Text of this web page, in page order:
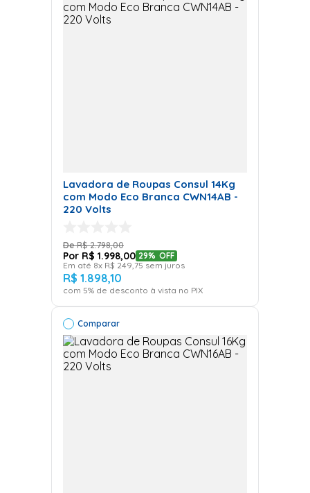
Lavadora de Roupas Consul 14Kg
com Modo Eco Branca CWN14AB -
220 Volts
R$ 2.798,00
R$ 1.998,00 29% OFF
Em até 8x R$ 249,75 sem juros
R$ 1.898,10
com 5% de desconto à vista no PIX
Comparar